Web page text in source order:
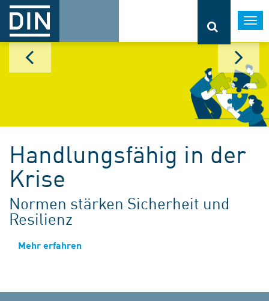
Handlungsfähig in der
Krise
Normen stärken Sicherheit und
Resilienz
Mehr erfahren